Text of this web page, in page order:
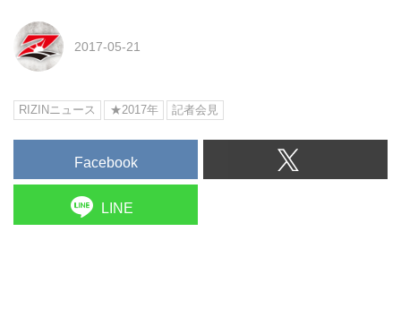
2017-05-21
RIZINニュース ★2017年 記者会見
Facebook
LINE